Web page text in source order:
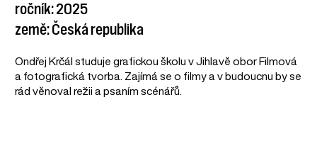
ročník: 2025
země: Česká republika
Ondřej Krčál studuje grafickou školu v Jihlavě obor Filmová
a fotografická tvorba. Zajímá se o filmy a v budoucnu by se
rád věnoval režii a psaním scénářů.